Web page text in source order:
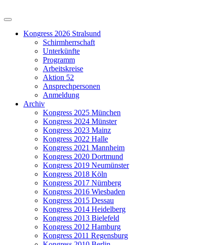
Kongress 2026 Stralsund
Schirmherrschaft
Unterkünfte
Programm
Arbeitskreise
Aktion 52
Ansprechpersonen
Anmeldung
Archiv
Kongress 2025 München
Kongress 2024 Münster
Kongress 2023 Mainz
Kongress 2022 Halle
Kongress 2021 Mannheim
Kongress 2020 Dortmund
Kongress 2019 Neumünster
Kongress 2018 Köln
Kongress 2017 Nürnberg
Kongress 2016 Wiesbaden
Kongress 2015 Dessau
Kongress 2014 Heidelberg
Kongress 2013 Bielefeld
Kongress 2012 Hamburg
Kongress 2011 Regensburg